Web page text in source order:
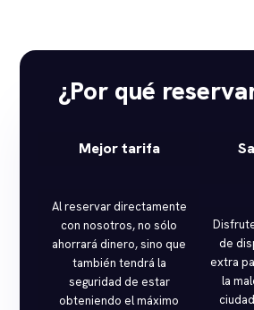
¿Por qué
Mejor tarifa
Al reservar directamente
con nosotros, no sólo
ahorrará dinero, sino que
también tendrá la
seguridad de estar
obteniendo el máximo
de
extra
la